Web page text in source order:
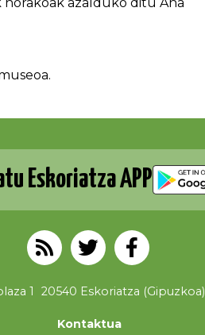
Eskoriatza APP
1 20540 Eskoriatza (Gipuzkoa)
Kontaktua